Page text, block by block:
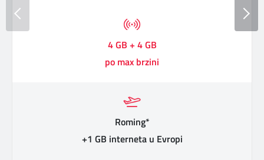
4 GB + 4 GB
po max brzini
Roming*
+1 GB interneta u Evropi